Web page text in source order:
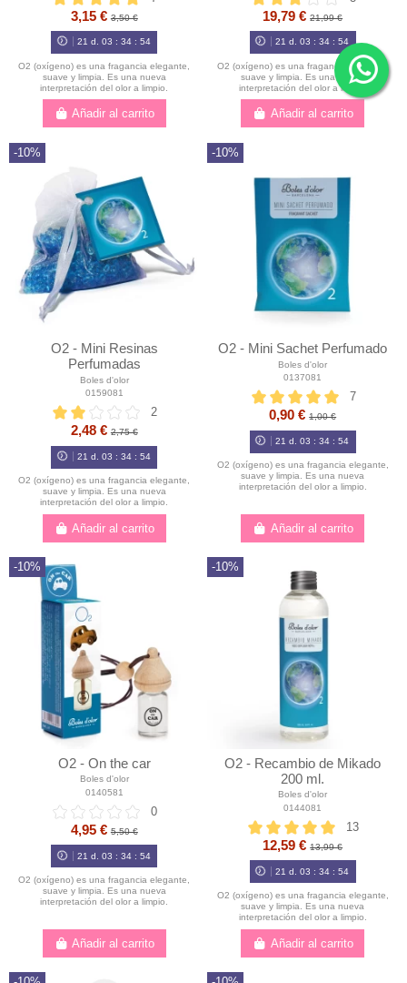
3,15 €3,50 €
21 d. 03 : 34: 54
O2 (oxígeno) es una fragancia elegante,
suave y limpia. Es una nueva
interpretación del olor a limpio.
Añadir al carrito
19,79 €21,99 €
21 d. 03 : 34: 54
O2 (oxígeno) es una fragancia elegante,
suave y limpia. Es una nueva
interpretación del olor a limpio.
Añadir al carrito
-10%
O2 - Mini Resinas
Perfumadas
Boles d'olor
0159081
2
2,48 €2,75 €
21 d. 03 : 34: 54
O2 (oxígeno) es una fragancia elegante,
suave y limpia. Es una nueva
interpretación del olor a limpio.
Añadir al carrito
-10%
O2 - Mini Sachet Perfumado
Boles d'olor
0137081
7
0,90 €1,00 €
21 d. 03 : 34: 54
O2 (oxígeno) es una fragancia elegante,
suave y limpia. Es una nueva
interpretación del olor a limpio.
Añadir al carrito
-10%
O2 - On the car
Boles d'olor
0140581
0
4,95 €5,50 €
21 d. 03 : 34: 54
O2 (oxígeno) es una fragancia elegante,
suave y limpia. Es una nueva
interpretación del olor a limpio.
Añadir al carrito
-10%
O2 - Recambio de Mikado
200 ml.
Boles d'olor
0144081
13
12,59 €13,99 €
21 d. 03 : 34: 54
O2 (oxígeno) es una fragancia elegante,
suave y limpia. Es una nueva
interpretación del olor a limpio.
Añadir al carrito